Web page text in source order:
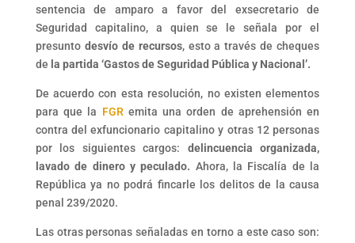
sentencia de amparo a favor del exsecretario de
Seguridad capitalino, a quien se le señala por el
presuntodesvío de recursos, esto a través de cheques
de la partida ‘Gastos de Seguridad Pública y Nacional’.
De acuerdo con esta resolución, no existen elementos
para que la FGRemita una orden de aprehensión en
contra del exfuncionario capitalino y otras 12 personas
por los siguientes cargos: delincuencia organizada,
lavado de dinero y peculado. Ahora, la Fiscalía de la
República ya no podrá fincarle los delitos de la causa
penal 239/2020.
Las otras personas señaladas en torno a este caso son: